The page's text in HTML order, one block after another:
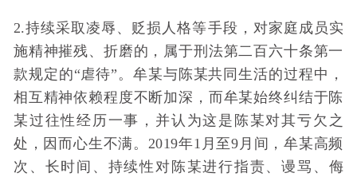
2.持续采取凌辱、贬损人格等手段，对家庭成员实
施精神摧残、折磨的，属于刑法第二百六十条第一
款规定的“虐待”。牟某与陈某共同生活的过程中，
相互精神依赖程度不断加深，而牟某始终纠结于陈
某过往性经历一事，并认为这是陈某对其亏欠之
处，因而心生不满。2019年1月至9月间，牟某高频
次、长时间、持续性对陈某进行指责、谩骂、侮